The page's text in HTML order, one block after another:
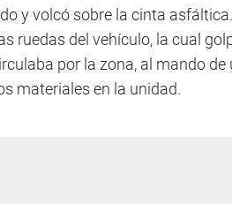
y volcó sobre la cinta
ruedas del vehículo, la cual
por la zona, al mando de
materiales en la unidad.